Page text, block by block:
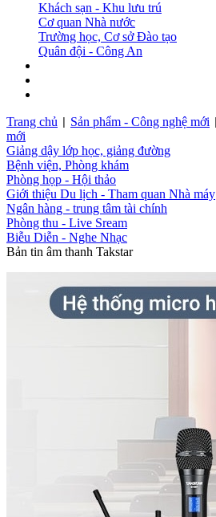
Khách sạn - Khu lưu trú
Cơ quan Nhà nước
Trường học, Cơ sở Đào tạo
Quân đội - Công An
Trang chủ
Sản phẩm - Công nghệ mới
mới
Giảng dậy lớp học, giảng đường
Bệnh viện, Phòng khám
Phòng họp - Hội thảo
Giới thiệu Du lịch - Tham quan Nhà máy
Ngân hàng - trung tâm tài chính
Phòng thu - Live Sream
Biễu Diễn - Nghe Nhạc
Bản tin âm thanh Takstar